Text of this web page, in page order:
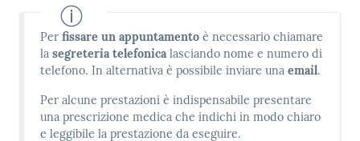
Perfissare un appuntamentoè necessario chiamare
lasegreteria telefonicalasciando nome e numero di
telefono. In alternativa è possibile inviare unaemail.
Per alcune prestazioni è indispensabile presentare
una prescrizione medica che indichi in modo chiaro
e leggibile la prestazione da eseguire.